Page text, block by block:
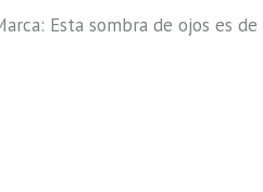
Esta sombra de ojos es